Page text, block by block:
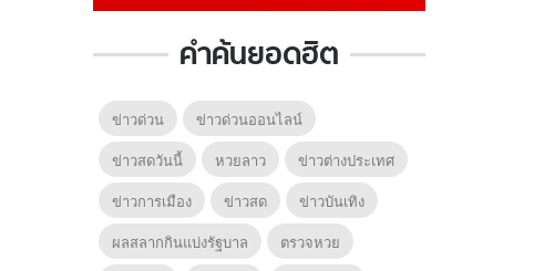
คำค้นยอดฮิต
ข่าวด่วน
ข่าวด่วนออนไลน์
ข่าวสดวันนี้
หวยลาว
ข่าวต่างประเทศ
ข่าวการเมือง
ข่าวสด
ข่าวบันเทิง
ผลสลากกินแบ่งรัฐบาล
ตรวจหวย